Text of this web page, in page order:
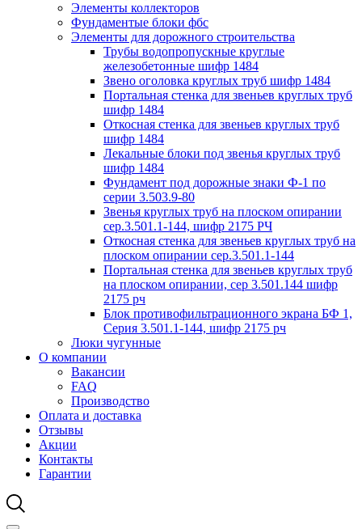
Элементы коллекторов
Фундаментые блоки фбс
Элементы для дорожного строительства
Трубы водопропускные круглые
железобетонные шифр 1484
Звено оголовка круглых труб шифр 1484
Портальная стенка для звеньев круглых труб
шифр 1484
Откосная стенка для звеньев круглых труб
шифр 1484
Лекальные блоки под звенья круглых труб
шифр 1484
Фундамент под дорожные знаки Ф-1 по
серии 3.503.9-80
Звенья круглых труб на плоском опирании
сер.3.501.1-144, шифр 2175 РЧ
Откосная стенка для звеньев круглых труб на
плоском опирании сер.3.501.1-144
Портальная стенка для звеньев круглых труб
на плоском опирании, сер 3.501.144 шифр
2175 рч
Блок противофильтрационного экрана БФ 1,
Серия 3.501.1-144, шифр 2175 рч
Люки чугунные
О компании
Вакансии
FAQ
Производство
Оплата и доставка
Отзывы
Акции
Контакты
Гарантии